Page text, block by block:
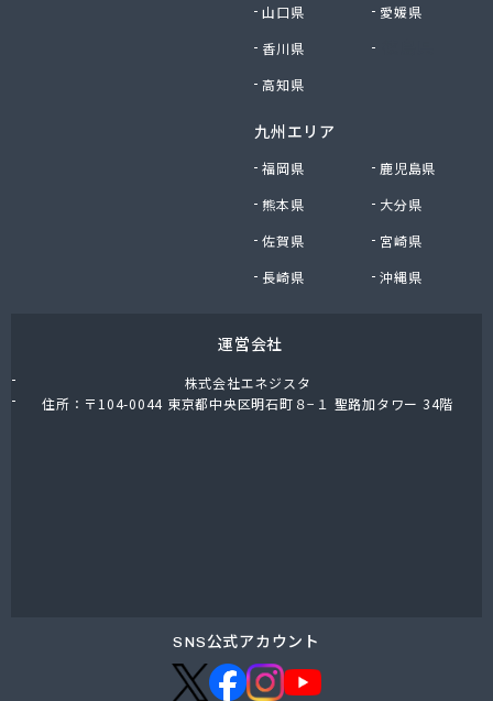
株式会社油直 オートガススタンド
丸井商店外之原支店
丸金薪炭店
橋本産業株式会社 名古屋営業所
玉屋プロパン株式会社
山口県
愛媛県
香川県
高知県
九州エリア
福岡県
鹿児島県
熊本県
大分県
佐賀県
宮崎県
長崎県
沖縄県
運営会社
株式会社エネジスタ
住所：〒104-0044 東京都中央区明石町８−１ 聖路加タワー 34階
SNS公式アカウント